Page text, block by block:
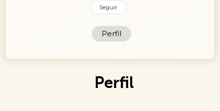
Seguir
Perfil
Perfil